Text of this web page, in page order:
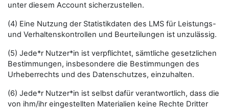
unter diesem Account sicherzustellen.
(4) Eine Nutzung der Statistikdaten des LMS für Leistungs-
und Verhaltenskontrollen und Beurteilungen ist unzulässig.
(5) Jede*r Nutzer*in ist verpflichtet, sämtliche gesetzlichen
Bestimmungen, insbesondere die Bestimmungen des
Urheberrechts und des Datenschutzes, einzuhalten.
(6) Jede*r Nutzer*in ist selbst dafür verantwortlich, dass die
von ihm/ihr eingestellten Materialien keine Rechte Dritter